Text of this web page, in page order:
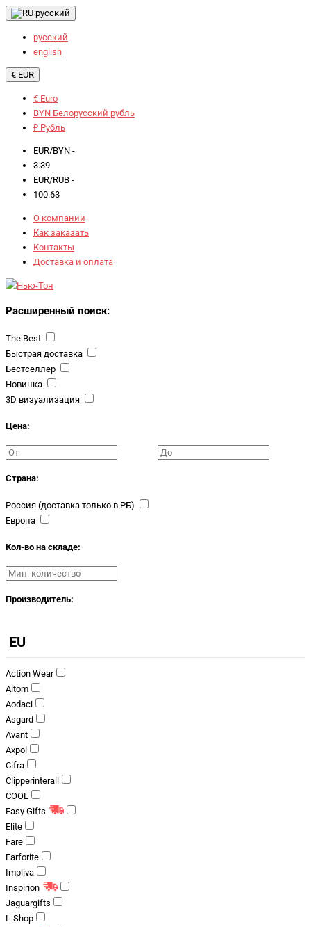
русский
русский
english
€ EUR
€ Euro
BYN Белорусский рубль
₽ Рубль
EUR/BYN -
3.39
EUR/RUB -
100.63
О компании
Как заказать
Контакты
Доставка и оплата
Расширенный поиск:
The.Best
Быстрая доставка
Бестселлер
Новинка
3D визуализация
Цена:
Страна:
Россия (доставка только в РБ)
Европа
Кол-во на складе:
Производитель:
EU
Action Wear
Altom
Aodaci
Asgard
Avant
Axpol
Cifra
Clipperinterall
COOL
Easy Gifts
Elite
Fare
Farforite
Impliva
Inspirion
Jaguargifts
L-Shop